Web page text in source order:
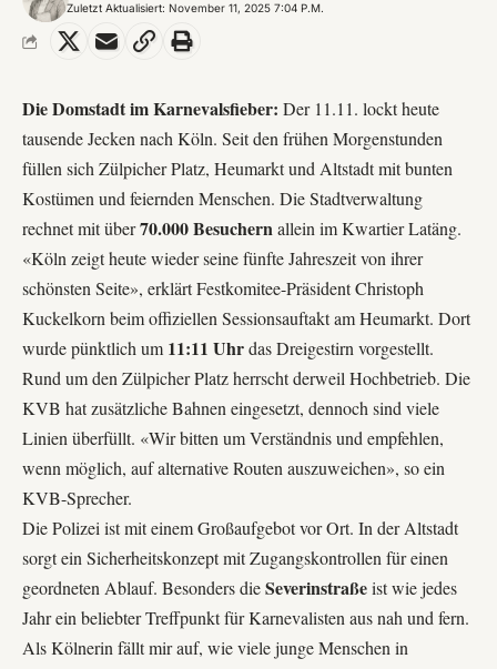
Zuletzt Aktualisiert: November 11, 2025 7:04 P.m.
Die Domstadt im Karnevalsfieber: Der 11.11. lockt heute
tausende Jecken nach Köln. Seit den frühen Morgenstunden
füllen sich Zülpicher Platz, Heumarkt und Altstadt mit bunten
Kostümen und feiernden Menschen. Die Stadtverwaltung
rechnet mit über70.000 Besuchernallein im Kwartier Latäng.
«Köln zeigt heute wieder seine fünfte Jahreszeit von ihrer
schönsten Seite», erklärt Festkomitee-Präsident Christoph
Kuckelkorn beim offiziellen Sessionsauftakt am Heumarkt. Dort
wurde pünktlich um 11:11 Uhrdas Dreigestirn vorgestellt.
Rund um den Zülpicher Platz herrscht derweil Hochbetrieb. Die
KVB hat zusätzliche Bahnen eingesetzt, dennoch sind viele
Linien überfüllt. «Wir bitten um Verständnis und empfehlen,
wenn möglich, auf alternative Routen auszuweichen», so ein
KVB-Sprecher.
Die Polizei ist mit einem Großaufgebot vor Ort. In der Altstadt
sorgt ein Sicherheitskonzept mit Zugangskontrollen für einen
geordneten Ablauf. Besonders dieSeverinstraßeist wie jedes
Jahr ein beliebter Treffpunkt für Karnevalisten aus nah und fern.
Als Kölnerin fällt mir auf, wie viele junge Menschen in